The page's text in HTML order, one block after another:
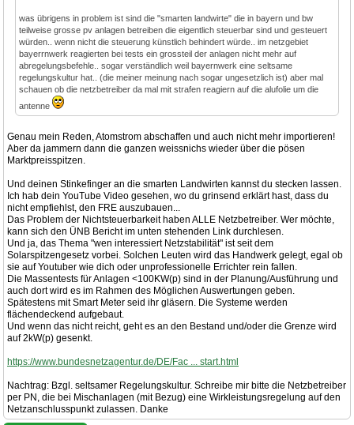
was übrigens in problem ist sind die "smarten landwirte" die in bayern und bw
teilweise grosse pv anlagen betreiben die eigentlich steuerbar sind und gesteuert
würden.. wenn nicht die steuerung künstlich behindert würde.. im netzgebiet
bayerrnwerk reagierten bei tests ein grossteil der anlagen nicht mehr auf
abregelungsbefehle.. sogar verständlich weil bayernwerk eine seltsame
regelungskultur hat.. (die meiner meinung nach sogar ungesetzlich ist) aber mal
schauen ob die netzbetreiber da mal mit strafen reagiern auf die alufolie um die
antenne
Genau mein Reden, Atomstrom abschaffen und auch nicht mehr importieren!
Aber da jammern dann die ganzen weissnichs wieder über die pösen
Marktpreisspitzen.
Und deinen Stinkefinger an die smarten Landwirten kannst du stecken lassen.
Ich hab dein YouTube Video gesehen, wo du grinsend erklärt hast, dass du
nicht empfiehlst, den FRE auszubauen...
Das Problem der Nichtsteuerbarkeit haben ALLE Netzbetreiber. Wer möchte,
kann sich den ÜNB Bericht im unten stehenden Link durchlesen.
Und ja, das Thema "wen interessiert Netzstabilität" ist seit dem
Solarspitzengesetz vorbei. Solchen Leuten wird das Handwerk gelegt, egal ob
sie auf Youtuber wie dich oder unprofessionelle Errichter rein fallen.
Die Massentests für Anlagen <100KW(p) sind in der Planung/Ausführung und
auch dort wird es im Rahmen des Möglichen Auswertungen geben.
Spätestens mit Smart Meter seid ihr gläsern. Die Systeme werden
flächendeckend aufgebaut.
Und wenn das nicht reicht, geht es an den Bestand und/oder die Grenze wird
auf 2kW(p) gesenkt.
https://www.bundesnetzagentur.de/DE/Fac ... start.html
Nachtrag: Bzgl. seltsamer Regelungskultur. Schreibe mir bitte die Netzbetreiber
per PN, die bei Mischanlagen (mit Bezug) eine Wirkleistungsregelung auf den
Netzanschlusspunkt zulassen. Danke